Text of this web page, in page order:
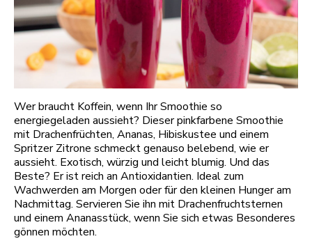
Wer braucht Koffein, wenn Ihr Smoothie so
energiegeladen aussieht? Dieser pinkfarbene Smoothie
mit Drachenfrüchten, Ananas, Hibiskustee und einem
Spritzer Zitrone schmeckt genauso belebend, wie er
aussieht. Exotisch, würzig und leicht blumig. Und das
Beste? Er ist reich an Antioxidantien. Ideal zum
Wachwerden am Morgen oder für den kleinen Hunger am
Nachmittag. Servieren Sie ihn mit Drachenfruchtsternen
und einem Ananasstück, wenn Sie sich etwas Besonderes
gönnen möchten.